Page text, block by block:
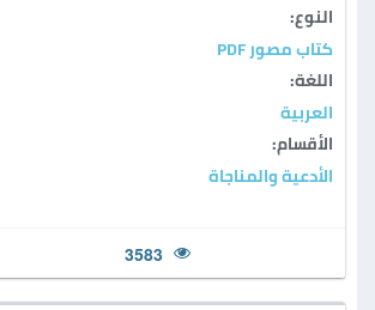
النوع:
كتاب مصور PDF
اللغة:
العربية
الأقسام:
الأدعية والمناجاة
3583